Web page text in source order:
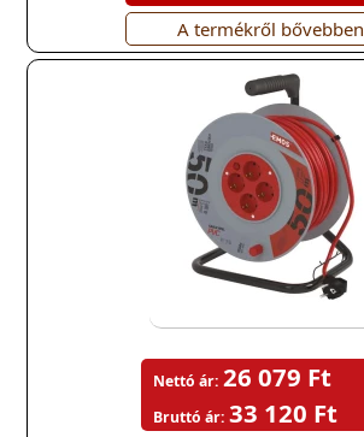
A termékről bővebben
Nettó ár: 26 079 Ft
Bruttó ár: 33 120 Ft